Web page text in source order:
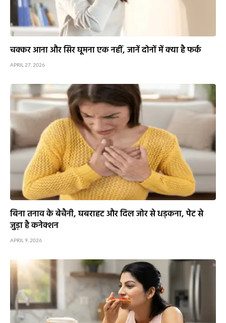
चक्कर आना और सिर घूमना एक नहीं, जानें दोनों में क्या है फर्क
APRIL 27, 2026
बिना तनाव के बेचैनी, घबराहट और दिल जोर से धड़कना, पेट से
जुड़ा है कनेक्शन
APRIL 9, 2026